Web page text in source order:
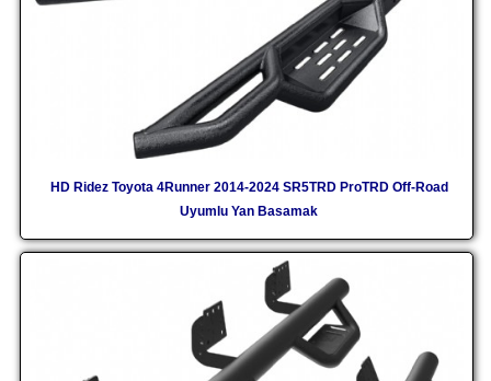
HD Ridez Toyota 4Runner 2014-2024 SR5TRD ProTRD Off-Road
Uyumlu Yan Basamak